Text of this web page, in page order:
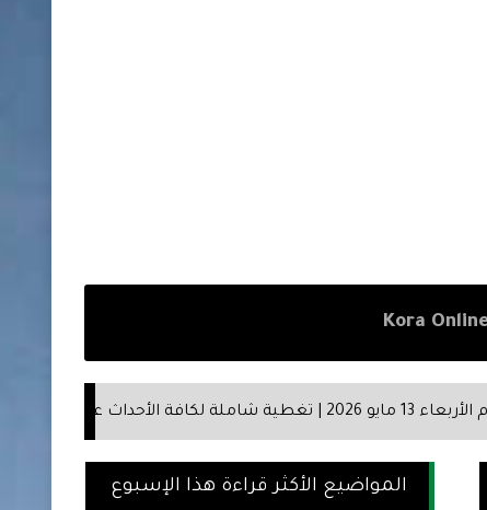
أسعار العملات
المواضيع الأكثر قراءة هذا الإسبوع